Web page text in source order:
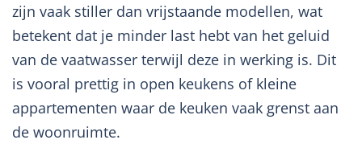
zijn vaak stiller dan vrijstaande modellen, wat
betekent dat je minder last hebt van het geluid
van de vaatwasser terwijl deze in werking is. Dit
is vooral prettig in open keukens of kleine
appartementen waar de keuken vaak grenst aan
de woonruimte.